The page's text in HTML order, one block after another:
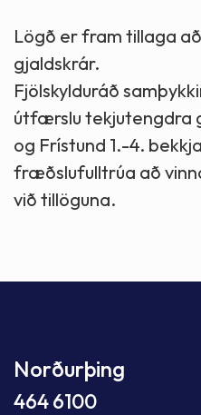
Lögð er fram tillaga
gjaldskrár.
Fjölskylduráð
útfærslu tekjutengdra
og Frístund 1.-4.
fræðslufulltrúa að
við tillöguna.
Norðurþing
464 6100